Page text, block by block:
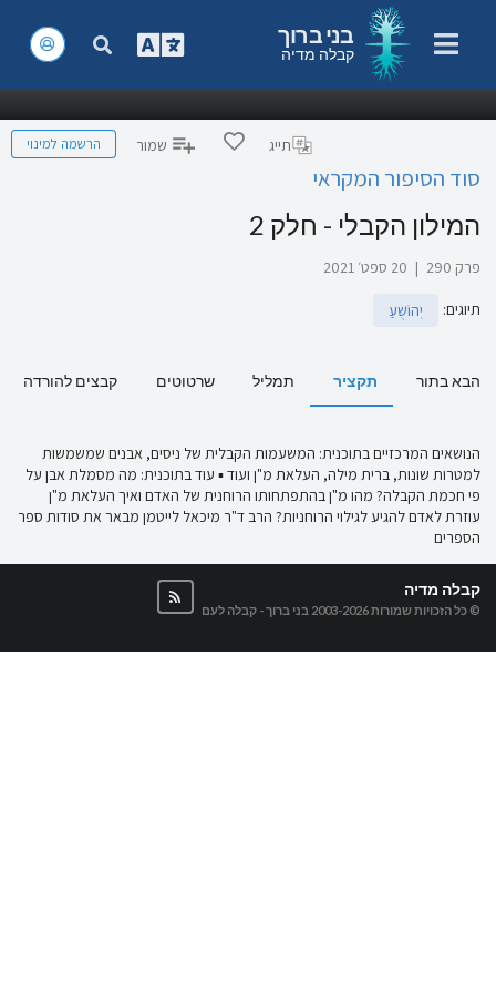
בני ברוך
קבלה מדיה
תייג שמור הרשמה למינוי
סוד הסיפור המקראי
המילון הקבלי - חלק 2
פרק 290 | 20 ספט׳ 2021
תיוגים: יְהוֹשֻׁעַ
הבא בתור תקציר תמליל שרטוטים קבצים להורדה
הנושאים המרכזיים בתוכנית: המשעמות הקבלית של ניסים, אבנים שמשמשות
למטרות שונות, ברית מילה, העלאת מ"ן ועוד ▪ עוד בתוכנית: מה מסמלת אבן על
פי חכמת הקבלה? מהו מ"ן בהתפתחותו הרוחנית של האדם ואיך העלאת מ"ן
עוזרת לאדם להגיע לגילוי הרוחניות? הרב ד"ר מיכאל לייטמן מבאר את סודות ספר
הספרים
קבלה מדיה
© כל הזכויות שמורות 2003-2026 בני ברוך - קבלה לעם